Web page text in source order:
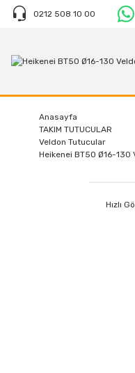
0212 508 10 00
Anasayfa
TAKIM TUTUCULAR
Veldon Tutucular
Heikenei BT50 Ø16-130
Hızlı